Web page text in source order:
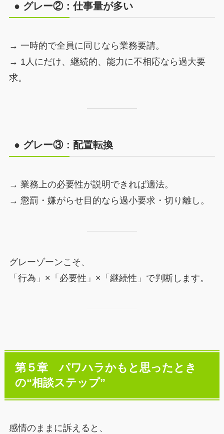
● グレー②：仕事量が多い
→ 一時的で全員に同じなら業務要請。
→ 1人にだけ、継続的、能力に不相応なら過大要
求。
● グレー③：配置転換
→ 業務上の必要性が説明できれば適法。
→ 懲罰・嫌がらせ目的なら過小要求・切り離し。
グレーゾーンこそ、
「行為」×「必要性」×「継続性」で判断します。
第５章 パワハラかもと思ったとき
の“相談ステップ”
感情のままに訴えると、